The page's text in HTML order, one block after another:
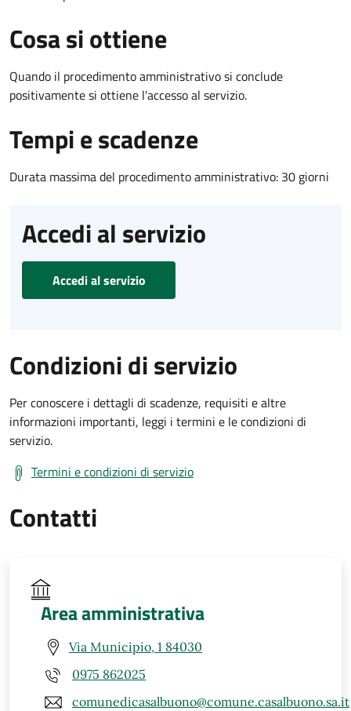
Cosa si ottiene
Quando il procedimento amministrativo si conclude
positivamente si ottiene l'accesso al servizio.
Tempi e scadenze
Durata massima del procedimento amministrativo: 30 giorni
Accedi al servizio
Accedi al servizio
Condizioni di servizio
Per conoscere i dettagli di scadenze, requisiti e altre
informazioni importanti, leggi i termini e le condizioni di
servizio.
Termini e condizioni di servizio
Contatti
Area amministrativa
Via Municipio, 1 84030
0975 862025
comunedicasalbuono@comune.casalbuono.sa.it